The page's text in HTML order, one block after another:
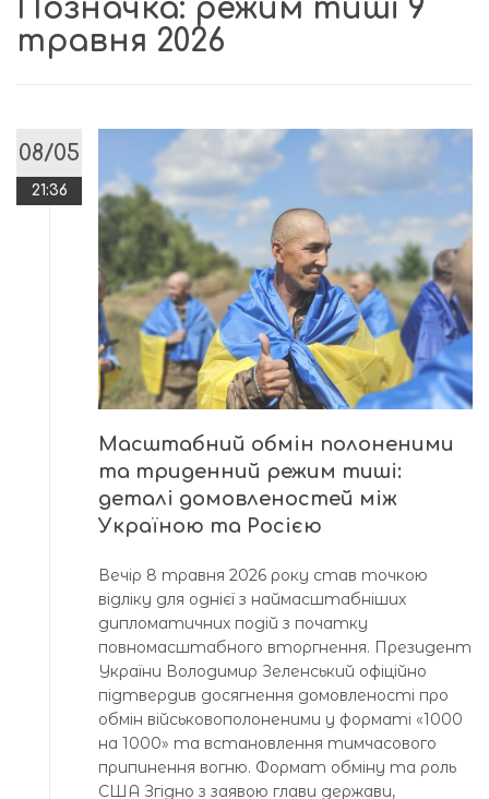
Позначка: режим тиші 9
травня 2026
08/05
21:36
Масштабний обмін полоненими
та триденний режим тиші:
деталі домовленостей між
Україною та Росією
Вечір 8 травня 2026 року став точкою
відліку для однієї з наймасштабніших
дипломатичних подій з початку
повномасштабного вторгнення. Президент
України Володимир Зеленський офіційно
підтвердив досягнення домовленості про
обмін військовополоненими у форматі «1000
на 1000» та встановлення тимчасового
припинення вогню. Формат обміну та роль
США Згідно з заявою глави держави,